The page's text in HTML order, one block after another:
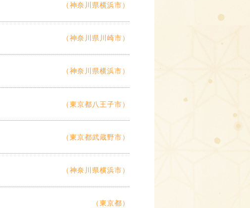
（神奈川県横浜市）
（神奈川県川崎市）
（神奈川県横浜市）
（東京都八王子市）
（東京都武蔵野市）
（神奈川県横浜市）
（東京都）